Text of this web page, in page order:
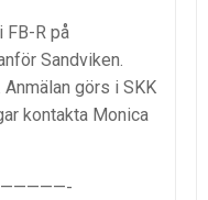
FB-R på
Sandviken.
görs i SKK
kontakta Monica